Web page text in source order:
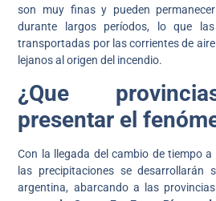
son muy finas y pueden
durante largos períodos, lo que
transportadas por las corrientes de
lejanos al origen del incendio.
¿Que
presentar el
Con la llegada del cambio de tiempo
las precipitaciones se desarrollarán
argentina, abarcando a las